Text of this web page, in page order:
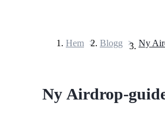
Hem > Blogg >
Ny Airdrop-